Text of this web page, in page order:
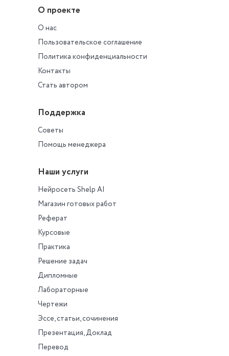
О проекте
О нас
Пользовательское соглашение
Политика конфиденциальности
Контакты
Стать автором
Поддержка
Советы
Помощь менеджера
Наши услуги
Нейросеть Shelp AI
Магазин готовых работ
Реферат
Курсовые
Практика
Решение задач
Дипломные
Лабораторные
Чертежи
Эссе, статьи, сочинения
Презентация, Доклад
Перевод